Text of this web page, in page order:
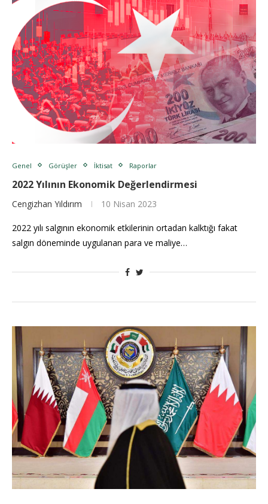
Genel Görüşler İktisat Raporlar
2022 Yılının Ekonomik Değerlendirmesi
Cengizhan Yıldırım 10 Nisan 2023
2022 yılı salgının ekonomik etkilerinin ortadan kalktığı fakat
salgın döneminde uygulanan para ve maliye…